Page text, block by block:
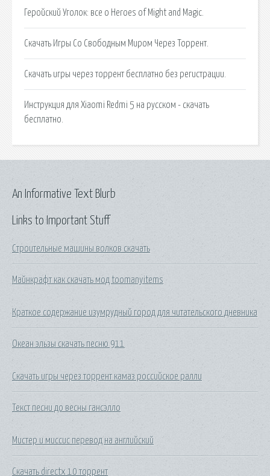
Геройский Уголок: все о Heroes of Might and Magic.
Скачать Игры Со Свободным Миром Через Торрент.
Скачать игры через торрент бесплатно без регистрации.
Инструкция для Xiaomi Redmi 5 на русском - скачать
бесплатно.
Links to Important Stuff
Строительные машины волков скачать
Майнкрафт как скачать мод toomanyitems
Краткое содержание изумрудный город для читательского дневника
Океан эльзы скачать песню 911
Скачать игры через торрент камаз российское ралли
Текст песни до весны гансэлло
Мистер и миссис перевод на английский
Скачать directx 10 торрент
An Informative Text Blurb